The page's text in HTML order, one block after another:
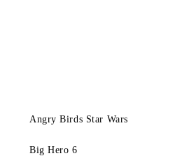
Angry Birds Star Wars
Big Hero 6